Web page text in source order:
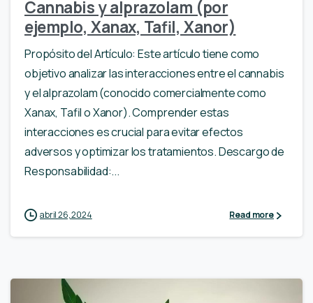
Cannabis y alprazolam (por
ejemplo, Xanax, Tafil, Xanor)
Propósito del Artículo: Este artículo tiene como
objetivo analizar las interacciones entre el cannabis
y el alprazolam (conocido comercialmente como
Xanax, Tafil o Xanor). Comprender estas
interacciones es crucial para evitar efectos
adversos y optimizar los tratamientos. Descargo de
Responsabilidad:...
abril 26, 2024 Read more